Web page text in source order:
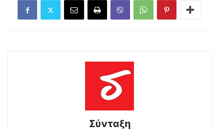
Σύνταξη